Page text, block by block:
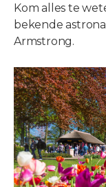
Kom alles te
bekende
Armstrong.